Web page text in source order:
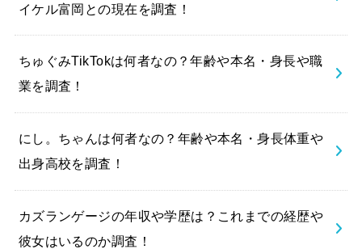
イケル富岡との現在を調査！
ちゅぐみTikTokは何者なの？年齢や本名・身長や職
業を調査！
にし。ちゃんは何者なの？年齢や本名・身長体重や
出身高校を調査！
カズランゲージの年収や学歴は？これまでの経歴や
彼女はいるのか調査！